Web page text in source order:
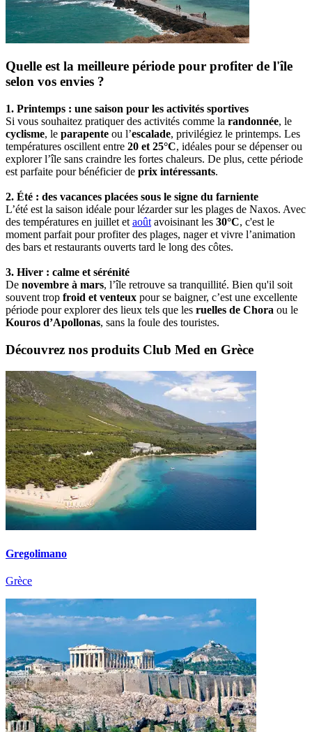
Quelle est la meilleure période pour profiter de l'île
selon vos envies ?
1. Printemps : une saison pour les activités sportives
Si vous souhaitez pratiquer des activités comme la randonnée, le
cyclisme, le parapente ou l’escalade, privilégiez le printemps. Les
températures oscillent entre 20 et 25°C, idéales pour se dépenser ou
explorer l’île sans craindre les fortes chaleurs. De plus, cette période
est parfaite pour bénéficier de prix intéressants.
2. Été : des vacances placées sous le signe du farniente
L’été est la saison idéale pour lézarder sur les plages de Naxos. Avec
des températures en juillet et août avoisinant les 30°C, c'est le
moment parfait pour profiter des plages, nager et vivre l’animation
des bars et restaurants ouverts tard le long des côtes.
3. Hiver : calme et sérénité
De novembre à mars, l’île retrouve sa tranquillité. Bien qu'il soit
souvent trop froid et venteux pour se baigner, c’est une excellente
période pour explorer des lieux tels que les ruelles de Chora ou le
Kouros d’Apollonas, sans la foule des touristes.
Découvrez nos produits Club Med en Grèce
Gregolimano
Grèce